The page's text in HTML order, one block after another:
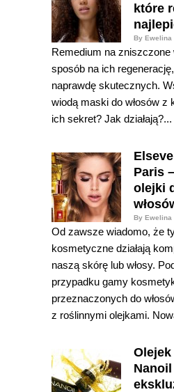
które
By Ewelina
Remedium na zniszczone
sposób na ich
naprawdę skutecznych.
wiodą maski do włosów z
ich sekret? Jak działają?...
Paris
olejki
By Ewelina
Od zawsze wiadomo, że
kosmetyczne działają
naszą skórę lub włosy.
przypadku gamy
przeznaczonych do
z roślinnymi olejkami.
Olejek
Nanoil